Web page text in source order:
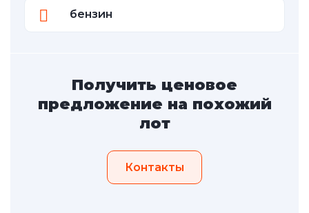
бензин
Получить ценовое
предложение на похожий
лот
Контакты